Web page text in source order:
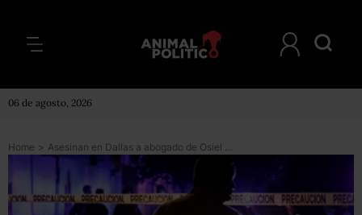
06 de agosto, 2026
Home > Asesinan en Dallas a abogado de Osiel Cárdenas